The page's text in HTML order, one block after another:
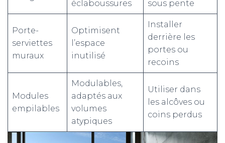
éclaboussures sous pente
Porte-
serviettes
muraux
Optimisent
l’espace
inutilisé
Installer
derrière les
portes ou
recoins
Modules
empilables
Modulables,
adaptés aux
volumes
atypiques
Utiliser dans
les alcôves ou
coins perdus